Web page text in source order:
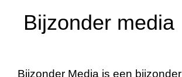
Bijzonder media
Bijzonder Media is een bijzonder